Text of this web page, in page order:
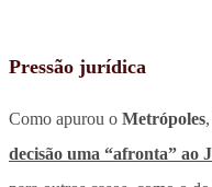
Pressão jurídica
Como apurou o Metrópoles,
decisão uma “afronta” ao